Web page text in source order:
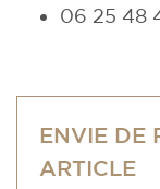
06 25 48
ENVIE DE
ARTICLE